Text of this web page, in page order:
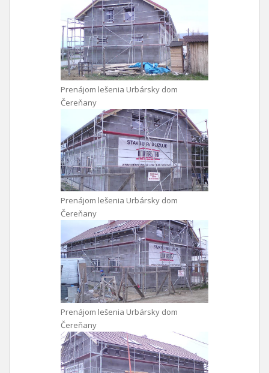
Prenájom lešenia Urbársky dom
Čereňany
Prenájom lešenia Urbársky dom
Čereňany
Prenájom lešenia Urbársky dom
Čereňany